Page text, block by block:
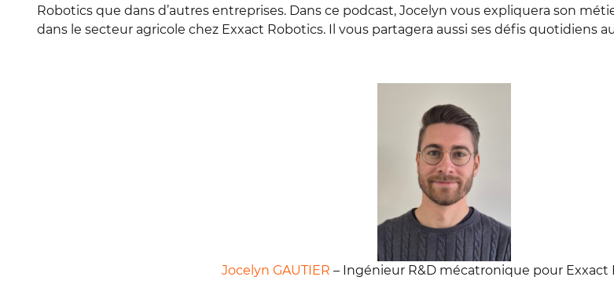
Robotics que dans d’autres entreprises. Dans ce podcast, Jocelyn vous expliquera son
dans le secteur agricole chez Exxact Robotics. Il vous partagera aussi ses défis quotidiens
Jocelyn GAUTIER – Ingénieur R&D mécatronique pour Exxact